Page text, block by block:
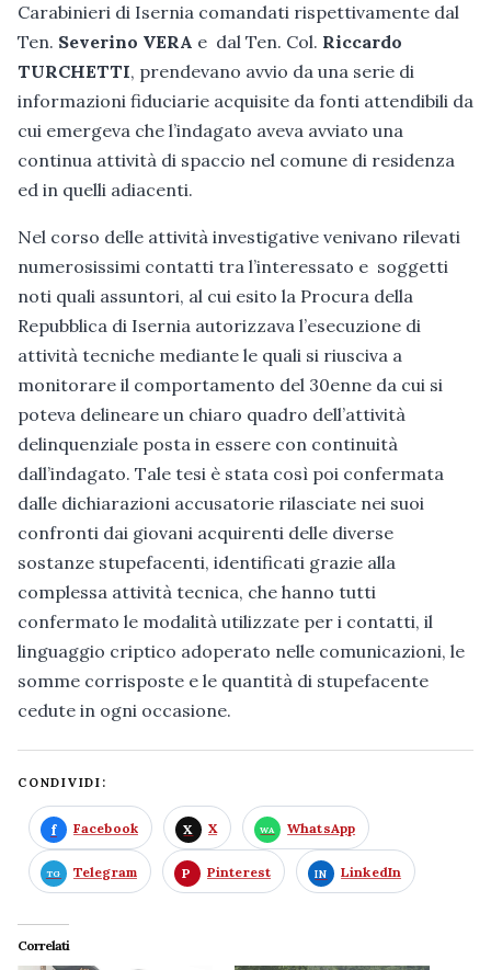
Carabinieri di Isernia comandati rispettivamente dal
Ten. Severino VERA e dal Ten. Col. Riccardo
TURCHETTI, prendevano avvio da una serie di
informazioni fiduciarie acquisite da fonti attendibili da
cui emergeva che l’indagato aveva avviato una
continua attività di spaccio nel comune di residenza
ed in quelli adiacenti.
Nel corso delle attività investigative venivano rilevati
numerosissimi contatti tra l’interessato e soggetti
noti quali assuntori, al cui esito la Procura della
Repubblica di Isernia autorizzava l’esecuzione di
attività tecniche mediante le quali si riusciva a
monitorare il comportamento del 30enne da cui si
poteva delineare un chiaro quadro dell’attività
delinquenziale posta in essere con continuità
dall’indagato. Tale tesi è stata così poi confermata
dalle dichiarazioni accusatorie rilasciate nei suoi
confronti dai giovani acquirenti delle diverse
sostanze stupefacenti, identificati grazie alla
complessa attività tecnica, che hanno tutti
confermato le modalità utilizzate per i contatti, il
linguaggio criptico adoperato nelle comunicazioni, le
somme corrisposte e le quantità di stupefacente
cedute in ogni occasione.
CONDIVIDI:
Facebook X WhatsApp
Telegram Pinterest LinkedIn
Correlati